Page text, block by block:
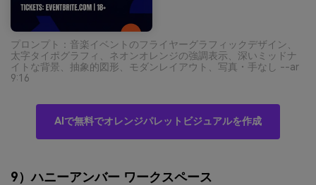
プロンプト：音楽イベントのフライヤーグラフィックデザイン、
太字タイポグラフィ、ネオンオレンジの強調表示、深いミッドナ
イトな背景、抽象的図形、モダンレイアウト、写真・手なし --ar
9:16
AIで無料でオレンジパレットビジュアルを作成
9）ハニーアンバー ワークスペース